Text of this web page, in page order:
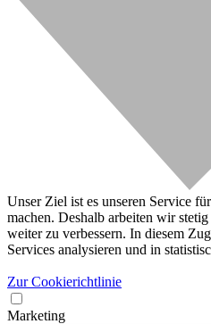
Unser Ziel ist es unseren Service
machen. Deshalb arbeiten wir
weiter zu verbessern. In diesem
Services analysieren und in
Zur Cookierichtlinie
Marketing